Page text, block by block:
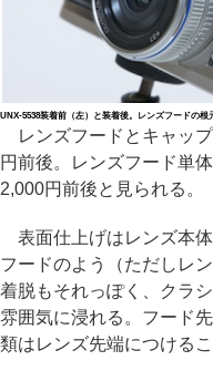
UNX-5538装着前（左）と装着後。レンズフードの
レンズフードとキャッ
円前後。レンズフード単
2,000円前後と見られる。
表面仕上げはレンズ本
フードのよう（ただしレ
着脱もそれっぽく、クラ
雰囲気に浸れる。フード
類はレンズ先端につけるこ